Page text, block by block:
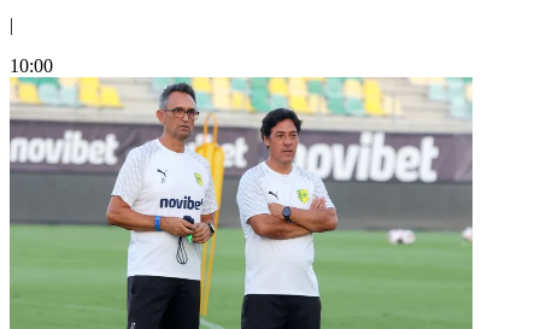
|
10:00